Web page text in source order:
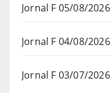
Jornal F 05/08/2026
Jornal F 04/08/2026
Jornal F 03/07/2026